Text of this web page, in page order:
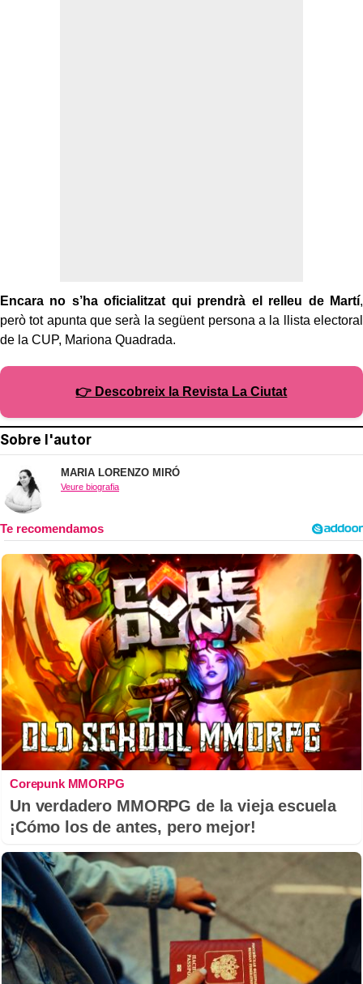
Encara no s’ha oficialitzat qui prendrà el relleu de Martí,
però tot apunta que serà la següent persona a la llista electoral
de la CUP, Mariona Quadrada.
👉 Descobreix la Revista La Ciutat
Sobre l'autor
MARIA LORENZO MIRÓ
Veure biografia
Corepunk MMORPG
Un verdadero MMORPG de la vieja escuela
¡Cómo los de antes, pero mejor!